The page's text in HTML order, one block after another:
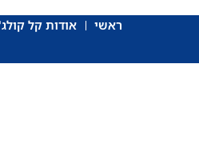
ראשי אודות קל קולג'